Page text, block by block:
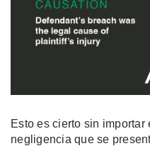
Esto es cierto sin
negligencia que se